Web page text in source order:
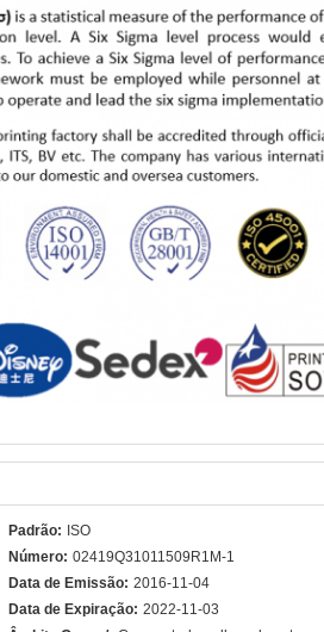
Padrão: ISO
Número: 02419Q31011509R1M-1
Data de Emissão: 2016-11-04
Data de Expiração: 2022-11-03